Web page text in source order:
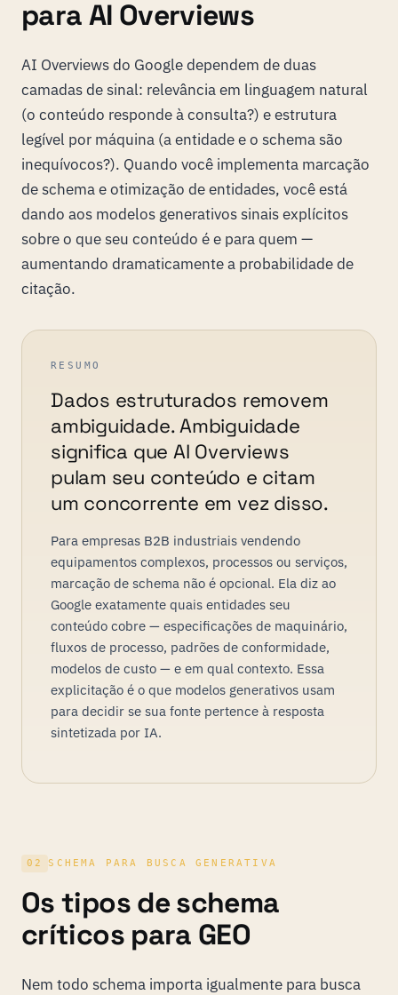
para AI Overviews
AI Overviews do Google dependem de duas
camadas de sinal: relevância em linguagem natural
(o conteúdo responde à consulta?) e estrutura
legível por máquina (a entidade e o schema são
inequívocos?). Quando você implementa marcação
de schema e otimização de entidades, você está
dando aos modelos generativos sinais explícitos
sobre o que seu conteúdo é e para quem —
aumentando dramaticamente a probabilidade de
citação.
RESUMO
Dados estruturados removem
ambiguidade. Ambiguidade
significa que AI Overviews
pulam seu conteúdo e citam
um concorrente em vez disso.
Para empresas B2B industriais vendendo
equipamentos complexos, processos ou serviços,
marcação de schema não é opcional. Ela diz ao
Google exatamente quais entidades seu
conteúdo cobre — especificações de maquinário,
fluxos de processo, padrões de conformidade,
modelos de custo — e em qual contexto. Essa
explicitação é o que modelos generativos usam
para decidir se sua fonte pertence à resposta
sintetizada por IA.
02 SCHEMA PARA BUSCA GENERATIVA
Os tipos de schema
críticos para GEO
Nem todo schema importa igualmente para busca